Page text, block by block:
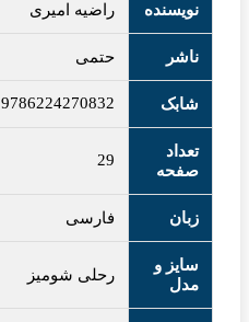
نویسنده راضیه امیری
ناشر حتمی
شابک 9786224270832
تعداد
صفحه
29
زبان فارسی
سایز و
مدل
رحلی شومیز